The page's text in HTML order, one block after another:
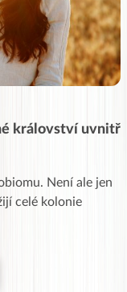
království uvnitř
Není ale jen
celé kolonie